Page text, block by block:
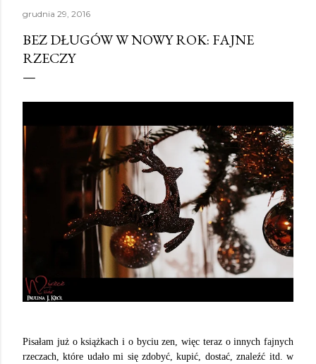
grudnia 29, 2016
BEZ DŁUGÓW W NOWY ROK: FAJNE
RZECZY
Pisałam już o książkach i o byciu zen, więc teraz o innych fajnych
rzeczach, które udało mi się zdobyć, kupić, dostać, znaleźć itd. w